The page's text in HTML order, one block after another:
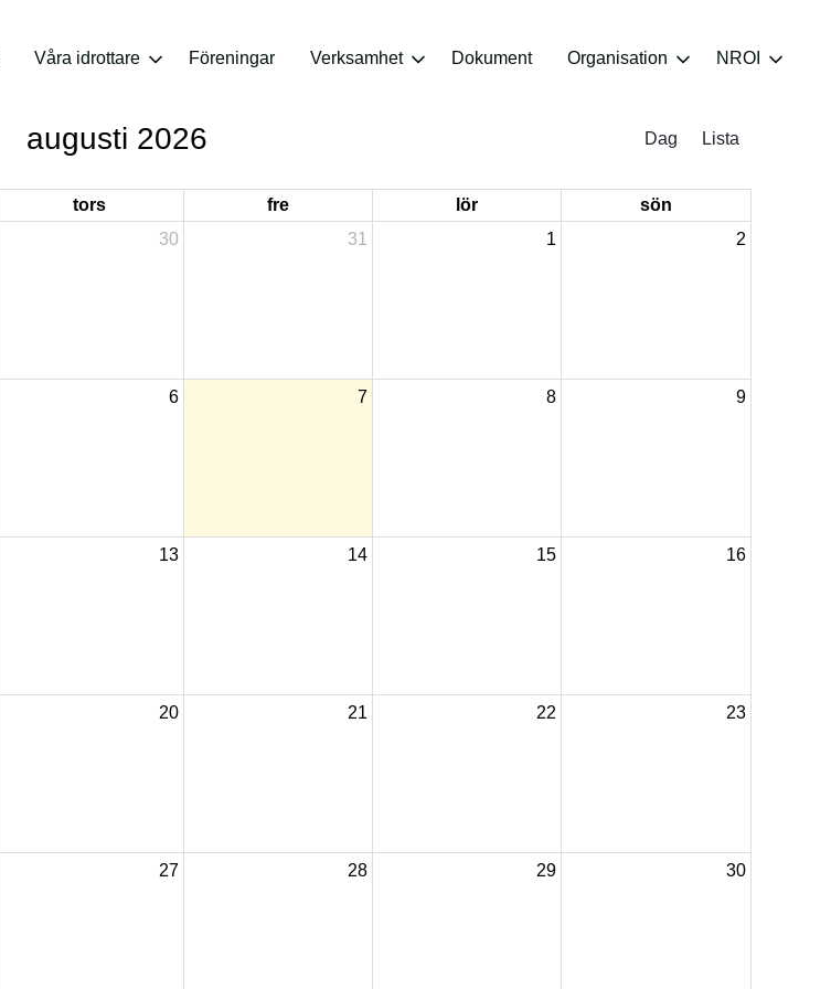
Våra idrottare Föreningar Verksamhet Dokument Organisation NROI
augusti 2026 Dag Lista
tors fre lör
sön
30 31 1 2
6 7 8 9
13 14 15 16
20 21 22 23
27 28 29 30